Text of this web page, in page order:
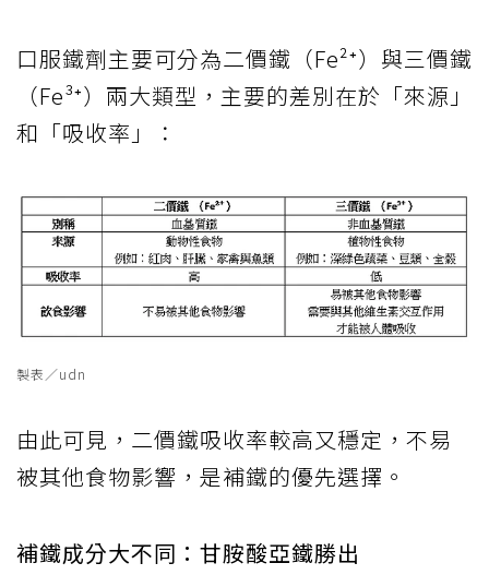
口服鐵劑主要可分為二價鐵（Fe²⁺）與三價鐵
（Fe³⁺）兩大類型，主要的差別在於「來源」
和「吸收率」：
製表／udn
由此可見，二價鐵吸收率較高又穩定，不易
被其他食物影響，是補鐵的優先選擇。
補鐵成分大不同：甘胺酸亞鐵勝出